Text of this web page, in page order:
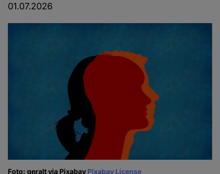
01.07.2026
Foto: geralt via Pixabay Pixabay License